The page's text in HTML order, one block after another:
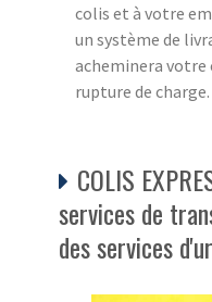
colis et à votre
un système de
acheminera votre
rupture de charge.
COLIS
services de
des services